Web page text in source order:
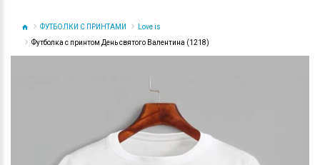
ФУТБОЛКИ С ПРИНТАМИ
Love is
Футболка с принтом День святого Валентина (1218)